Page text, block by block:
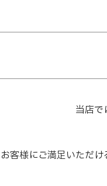
当店で
お客様にご満足いただ